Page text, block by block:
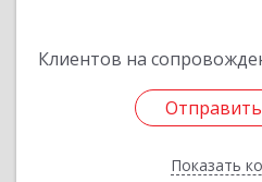
Клиентов на
Отправить
Показать
Отправить